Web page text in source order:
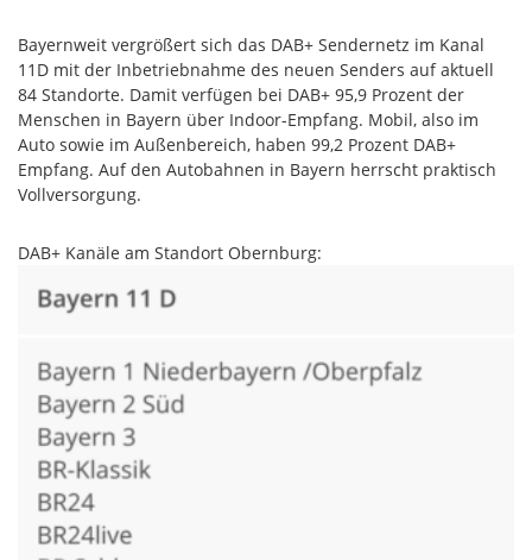
Bayernweit vergrößert sich das DAB+ Sendernetz im Kanal
11D mit der Inbetriebnahme des neuen Senders auf aktuell
84 Standorte. Damit verfügen bei DAB+ 95,9 Prozent der
Menschen in Bayern über Indoor-Empfang. Mobil, also im
Auto sowie im Außenbereich, haben 99,2 Prozent DAB+
Empfang. Auf den Autobahnen in Bayern herrscht praktisch
Vollversorgung.
DAB+ Kanäle am Standort Obernburg: